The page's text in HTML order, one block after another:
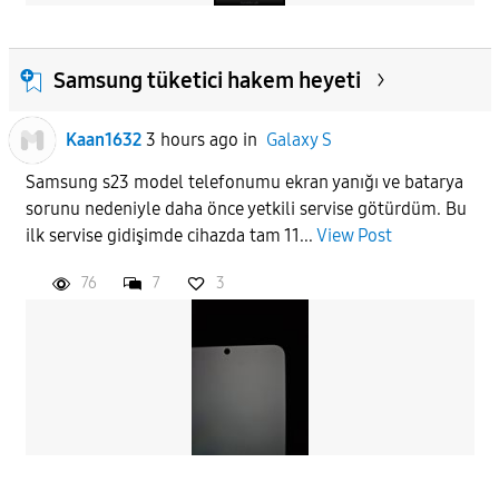
Samsung tüketici hakem heyeti
Kaan1632 3 hours ago in Galaxy S
Samsung s23 model telefonumu ekran yanığı ve batarya
sorunu nedeniyle daha önce yetkili servise götürdüm. Bu
ilk servise gidişimde cihazda tam 11... View Post
76 7 3